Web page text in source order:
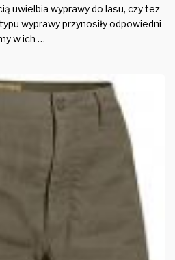
uwielbia wyprawy do lasu, czy tez
wyprawy przynosiły odpowiedni
w ich …